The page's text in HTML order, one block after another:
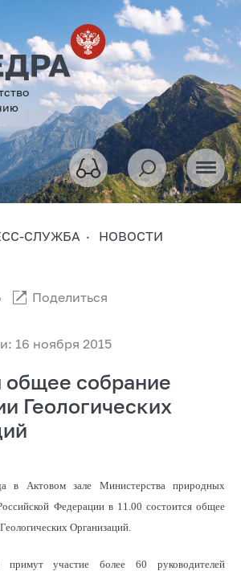
СЛУЖБА НОВОСТИ
16 ноября 2015
Поделиться
общее собрание
Геологических
в Актовом зале Министерства природных
Федерации в 11.00 состоится общее
Организаций.
участие более 60 руководителей